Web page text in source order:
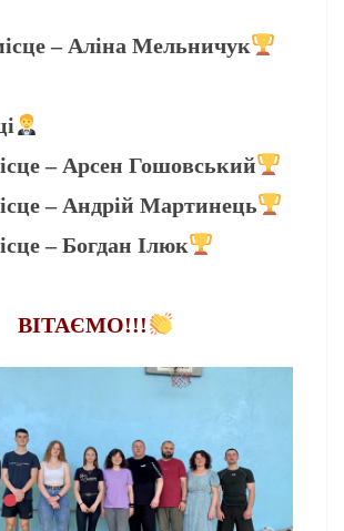
– Аліна Мельничук
– Арсен Гошовський
– Андрій Мартинець
– Богдан Ілюк
ВІТАЄМО!!!